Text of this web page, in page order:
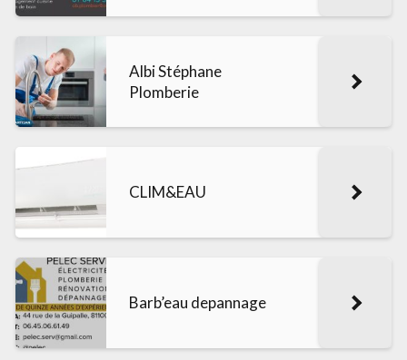
Albi Stéphane
Plomberie
CLIM&EAU
Barb’eau depannage